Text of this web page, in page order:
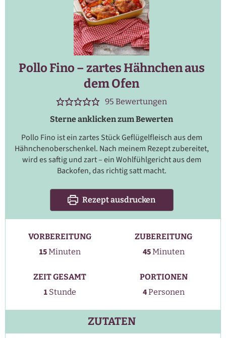
Pollo Fino – zartes Hähnchen aus
dem Ofen
95 Bewertungen
Sterne anklicken zum Bewerten
Pollo Fino ist ein zartes Stück Geflügelfleisch aus dem
Hähnchenoberschenkel. Nach meinem Rezept zubereitet,
wird es saftig und zart – ein Wohlfühlgericht aus dem
Backofen, das richtig satt macht.
Rezept ausdrucken
VORBEREITUNG
15Minuten
Minuten
ZUBEREITUNG
45Minuten
Minuten
ZEIT GESAMT
1 Stunde
Stunde
PORTIONEN
4Personen
ZUTATEN